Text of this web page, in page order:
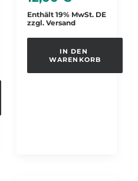
Enthält 19% MwSt. DE
zzgl. Versand
IN DEN
WARENKORB